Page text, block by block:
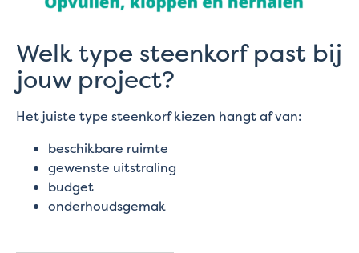
Welk type steenkorf past bij
jouw project?
Het juiste type steenkorf kiezen hangt af van:
beschikbare ruimte
gewenste uitstraling
budget
onderhoudsgemak